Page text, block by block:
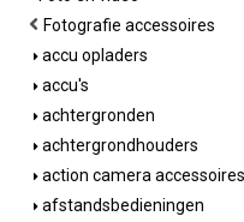
Fotografie accessoires
accu opladers
accu's
achtergronden
achtergrondhouders
action camera accessoires
afstandsbedieningen